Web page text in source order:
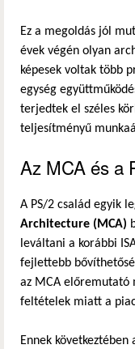
Ez a megoldás jól
évek végén olyan
képesek voltak több
egység
terjedtek el széles
teljesítményű
Az MCA és a
A PS/2 család egyik
Architecture (MCA)
leváltani a korábbi
fejlettebb
az MCA előremutató
feltételek miatt a
Ennek